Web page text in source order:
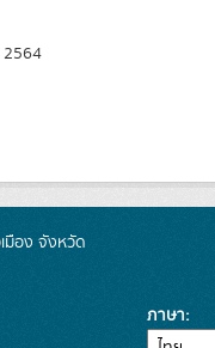
มือง จังหวัด
ภาษา